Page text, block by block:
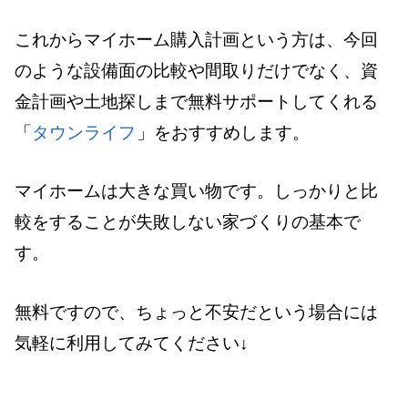
これからマイホーム購入計画という方は、今回
のような設備面の比較や間取りだけでなく、資
金計画や土地探しまで無料サポートしてくれる
「 タウンライフ 」をおすすめします。
マイホームは大きな買い物です。しっかりと比
較をすることが失敗しない家づくりの基本で
す。
無料ですので、ちょっと不安だという場合には
気軽に利用してみてください↓